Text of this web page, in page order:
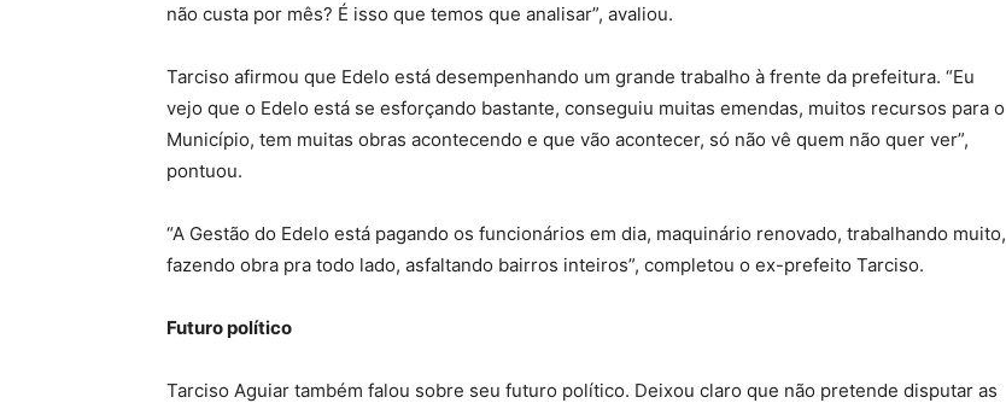
não custa por mês? É isso que temos que analisar”, avaliou.
Tarciso afirmou que Edelo está desempenhando um grande trabalho à frente da prefeitura. “Eu
vejo que o Edelo está se esforçando bastante, conseguiu muitas emendas, muitos recursos para o
Município, tem muitas obras acontecendo e que vão acontecer, só não vê quem não quer ver”,
pontuou.
“A Gestão do Edelo está pagando os funcionários em dia, maquinário renovado, trabalhando muito,
fazendo obra pra todo lado, asfaltando bairros inteiros”, completou o ex-prefeito Tarciso.
Futuro político
Tarciso Aguiar também falou sobre seu futuro político. Deixou claro que não pretende disputar as